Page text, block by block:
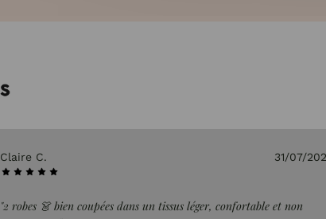
Claire C. 31/07/
"2 robes 👗 bien coupées dans un tissus léger, confortable et non